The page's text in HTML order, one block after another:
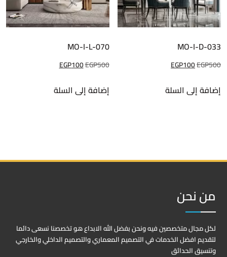
MO-I-D-033
EGP500
السعر
هو:
EGP100
هو:
إضافة إلى السلة
MO-I-L-070
EGP500
السعر
هو:
EGP100
هو:
إضافة إلى السلة
من نحن
لكل مجال متخصصين فيه ونحن بفضل الله الابداع هو تخصصنا نسعى دائما
لتقديم افضل الخدمات في التصميم المعماري والتصميم الداخلي والخارجي
وتنسيق الحدائق